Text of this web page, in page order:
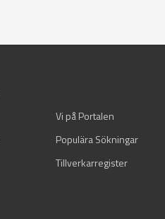
Vi på Portalen
Populära Sökningar
Tillverkarregister